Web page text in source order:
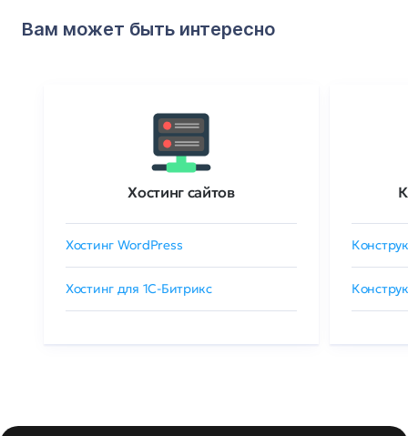
Вам может быть интересно
Хостинг сайтов
Хостинг WordPress
Хостинг для 1C-Битрикс